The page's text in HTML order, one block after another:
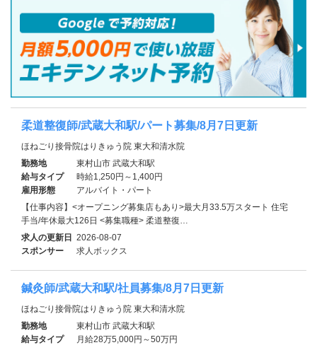
柔道整復師/武蔵大和駅/パート募集/8月7日更新
ほねごり接骨院はりきゅう院 東大和清水院
勤務地
東村山市 武蔵大和駅
給与タイプ
時給1,250円～1,400円
雇用形態
アルバイト・パート
【仕事内容】<オープニング募集店もあり>最大月33.5万スタート 住宅
手当/年休最大126日 <募集職種> 柔道整復…
求人の更新日 2026-08-07
スポンサー
求人ボックス
鍼灸師/武蔵大和駅/社員募集/8月7日更新
ほねごり接骨院はりきゅう院 東大和清水院
勤務地
東村山市 武蔵大和駅
給与タイプ
月給28万5,000円～50万円